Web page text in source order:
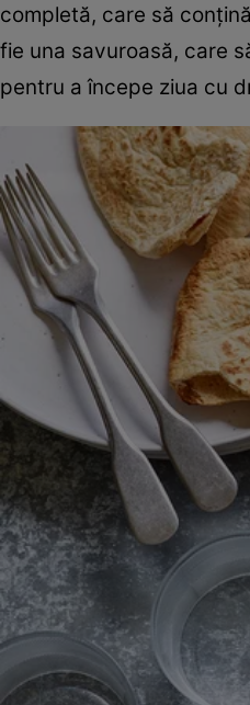
completă, care să
fie una savuroasă, care
pentru a începe ziua cu